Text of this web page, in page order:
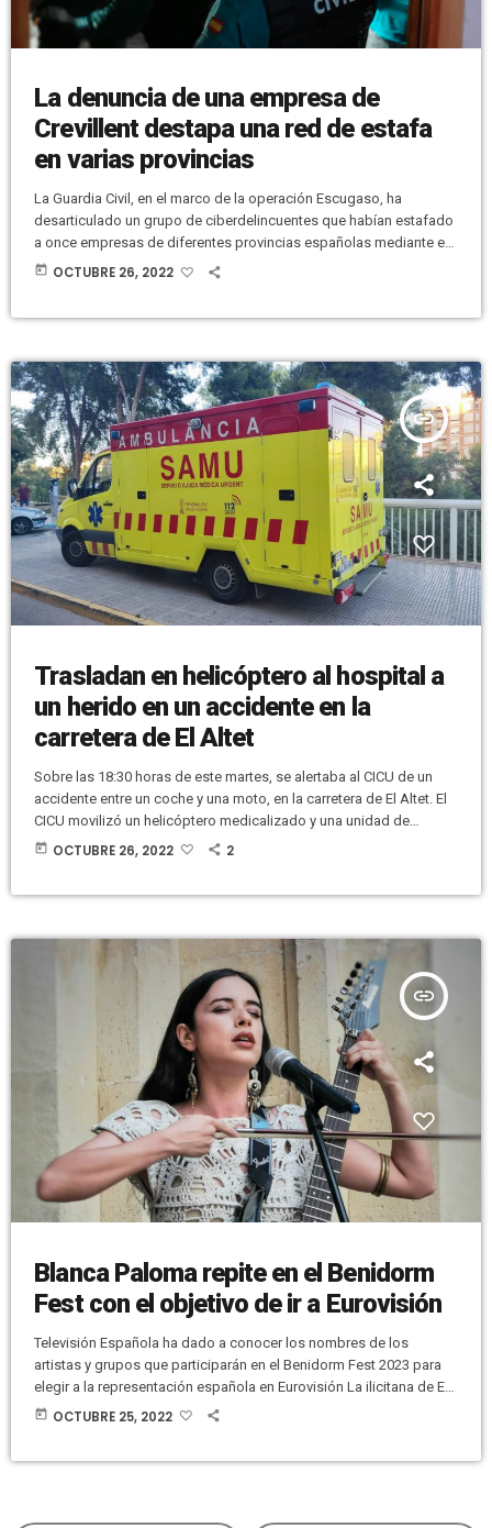
La denuncia de una empresa de
Crevillent destapa una red de estafa
en varias provincias
La Guardia Civil, en el marco de la operación Escugaso, ha
desarticulado un grupo de ciberdelincuentes que habían estafado
a once empresas de diferentes provincias españolas mediante el
método conocido como BEC (Business Email Compromise) o
today OCTUBRE 26, 2022
insert_link
Trasladan en helicóptero al hospital a
un herido en un accidente en la
carretera de El Altet
Sobre las 18:30 horas de este martes, se alertaba al CICU de un
accidente entre un coche y una moto, en la carretera de El Altet. El
CICU movilizó un helicóptero medicalizado y una unidad de
Soporte Vital Avanzado de Enfermería. Los servicios médicos
today OCTUBRE 26, 2022 2
insert_link
Blanca Paloma repite en el Benidorm
Fest con el objetivo de ir a Eurovisión
Televisión Española ha dado a conocer los nombres de los
artistas y grupos que participarán en el Benidorm Fest 2023 para
elegir a la representación española en Eurovisión La ilicitana de El
Altet, Blanca Paloma, repite experiencia. En la pasada edición
today OCTUBRE 25, 2022